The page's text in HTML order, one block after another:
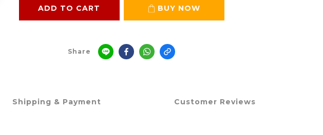
ADD TO CART BUY NOW
Share
Shipping & Payment Customer Reviews